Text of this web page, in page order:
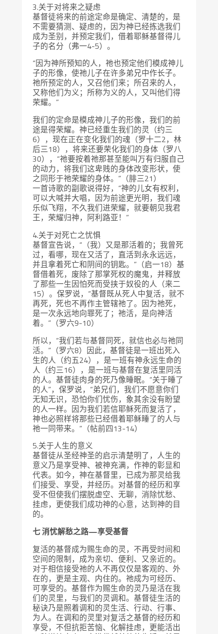
3.关于对将来之疑虑
基督徒将来的前途定命是确定、清楚的，是
不需要猜测、疑虑的，因为神已经拣选我们
成为圣别，并预定我们，借着耶稣基督得儿
子的名分（弗一4-5）。
“因为神所预知的人，祂也预定他们模成神儿
子的形像，使祂儿子在许多弟兄中作长子。
祂所预定的人，又召他们来；所召来的人，
又称他们为义；所称为义的人，又叫他们得
荣耀。”
我们的定命是模成神儿子的形像，我们的前
途是得荣耀。神已经重生我们的灵（约三
6），现在正在变化我们的魂（罗十二2，林
后三18），将来还要荣化我们的身体（罗八
30），“祂要按着祂那甚至能叫万有归服自己
的动力，将我们这卑贱的身体改变形状，使
之同形于祂荣耀的身体。”（腓三21）
一首诗歌的副歌说得好，“神的儿女有权利，
可以大喊并大唱，因为前途更光明，我们魂
乐似飞翔，不久我们进荣耀，就要朝见我君
王，荣耀归神，阿利路亚！”
4.关于对死亡之忧惧
基督宣告说，“（我）又是那活着的；我曾死
过，看哪，现在又活了，直活到永永远远，
并且拿着死亡和阴间的钥匙。”（启一18）基
督借着死，废除了那掌死权的魔鬼，并释放
了那些一生因怕死而受挟于奴役的人（来二
15）。保罗说，“基督既从死人中复活，就不
再死，死也不再作主管辖祂了。因为祂死，
是一次永远地向罪死了；祂活，是向神活
着。”（罗六9-10）
所以，“我们若与基督同死，就信也必与祂同
活。”（罗六8）因此，基督徒是一班出死入
生的人（约五24），是一班有神永远生命的
人（约三16），是一班与基督在复活里同活
的人。基督徒肉身的死乃像睡眠。“关于睡了
的人”，保罗说，“弟兄们，我们不愿意你们
无知无识，恐怕你们忧伤，象其余没有盼望
的人一样。因为我们若信耶稣死而复活了，
神也必照样将那些已经借着耶稣睡了的人与
祂一同带来。”（帖前四13-14）
5.关于人生的意义
基督徒从圣经神圣的启示清楚明了，人生的
意义乃是享受神、被神充满，作神的彰显和
代表。如今，神在基督里，已成为那灵给我
们接受、享受，并经历。对基督的经历和享
受不但使我们摆脱虚空、无聊，消除忧愁、
挂虑，更使我们成功神的心意，达到神的目
的。
七 消忧解愁之路—享受基督
复活的基督成为赐生命的灵，不再受时间和
空间的限制，成为亲切、便利、又亲近的。
对于相信接受祂的人不再仅仅是客观的、外
在的，更是主观、内住的。祂成为可经历、
可享受的。基督作为赐生命的灵乃是活在我
们的灵里，与我们的灵调和。基督徒生活的
秘诀乃是照着调和的灵生活、行动、行事、
为人。在调和的灵里对复活之基督的经历和
享受，不但抗拒苦恼、化解挂虑，更能活出